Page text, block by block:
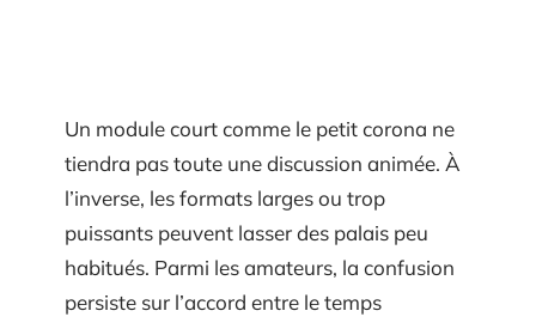
Un module court comme le petit corona ne
tiendra pas toute une discussion animée. À
l’inverse, les formats larges ou trop
puissants peuvent lasser des palais peu
habitués. Parmi les amateurs, la confusion
persiste sur l’accord entre le temps